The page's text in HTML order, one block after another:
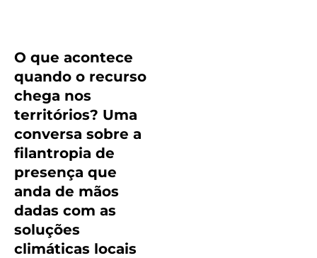
O que acontece
quando o recurso
chega nos
territórios? Uma
conversa sobre a
filantropia de
presença que
anda de mãos
dadas com as
soluções
climáticas locais